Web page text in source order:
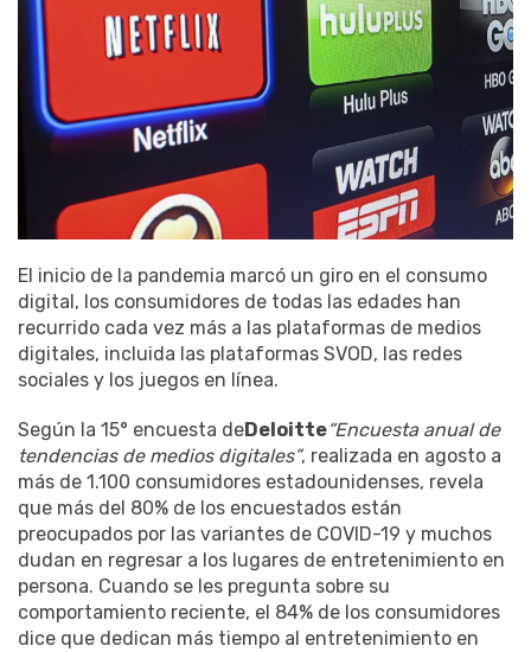
El inicio de la pandemia marcó un giro en el consumo
digital, los consumidores de todas las edades han
recurrido cada vez más a las plataformas de medios
digitales, incluida las plataformas SVOD, las redes
sociales y los juegos en línea.
Según la 15° encuesta deDeloitte“Encuesta anual de
tendencias de medios digitales”, realizada en agosto a
más de 1.100 consumidores estadounidenses, revela
que más del 80% de los encuestados están
preocupados por las variantes de COVID-19 y muchos
dudan en regresar a los lugares de entretenimiento en
persona. Cuando se les pregunta sobre su
comportamiento reciente, el 84% de los consumidores
dice que dedican más tiempo al entretenimiento en